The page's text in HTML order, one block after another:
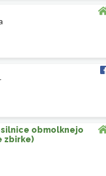
obmolknejo
zbirke)